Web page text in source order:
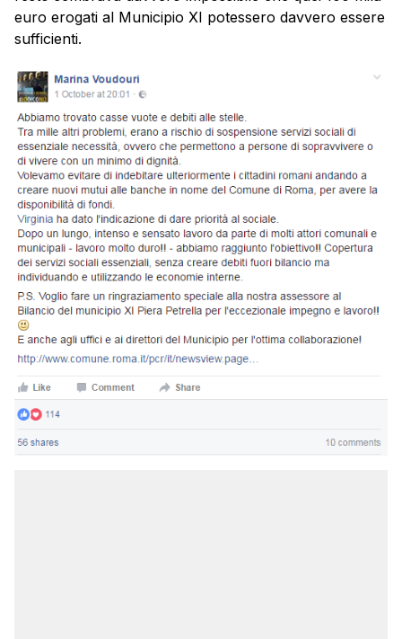
euro erogati al Municipio XI potessero davvero essere
sufficienti.